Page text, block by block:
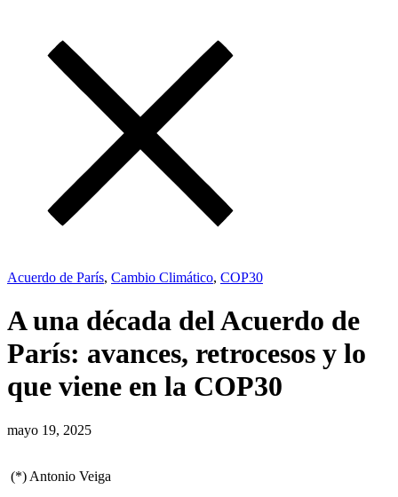
Acuerdo de París, Cambio Climático, COP30
A una década del Acuerdo de
París: avances, retrocesos y lo
que viene en la COP30
mayo 19, 2025
(*) Antonio Veiga